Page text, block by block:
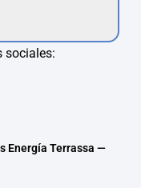
sociales:
Energía Terrassa —